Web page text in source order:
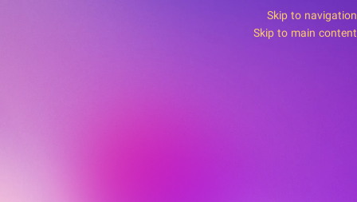
Skip to navigation
Skip to main content